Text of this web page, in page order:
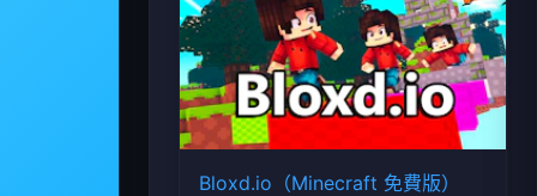
Bloxd.io（Minecraft 免費版）